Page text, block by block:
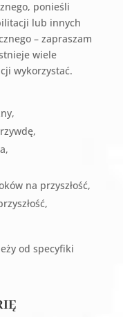
ponieśli
lub innych
– zapraszam
wiele
wykorzystać.
na przyszłość,
od specyfiki